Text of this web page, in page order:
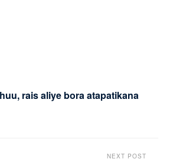
rais aliye bora atapatikana
NEXT POST